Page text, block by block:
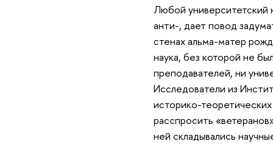
Любой университетский
анти-, дает повод
стенах альма-матер
наука, без которой не
преподавателей, ни
Исследователи из
историко-
расспросить
ней складывались